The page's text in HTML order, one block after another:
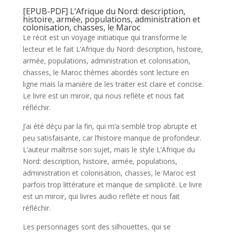
[EPUB-PDF] L’Afrique du Nord: description,
histoire, armée, populations, administration et
colonisation, chasses, le Maroc
Le récit est un voyage initiatique qui transforme le
lecteur et le fait L’Afrique du Nord: description, histoire,
armée, populations, administration et colonisation,
chasses, le Maroc thèmes abordés sont lecture en
ligne mais la manière de les traiter est claire et concise.
Le livre est un miroir, qui nous reflète et nous fait
réfléchir.
J’ai été déçu par la fin, qui m’a semblé trop abrupte et
peu satisfaisante, car l’histoire manque de profondeur.
L’auteur maîtrise son sujet, mais le style L’Afrique du
Nord: description, histoire, armée, populations,
administration et colonisation, chasses, le Maroc est
parfois trop littérature et manque de simplicité. Le livre
est un miroir, qui livres audio reflète et nous fait
réfléchir.
Les personnages sont des silhouettes, qui se